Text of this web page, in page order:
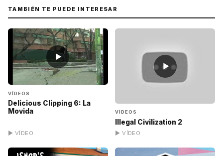
TAMBIÉN TE PUEDE INTERESAR
▶
VÍDEOS
Delicious Clipping 6: La
Movida
▶ VÍDEO
▶
VÍDEOS
Illegal Civilization 2
▶ VÍDEO